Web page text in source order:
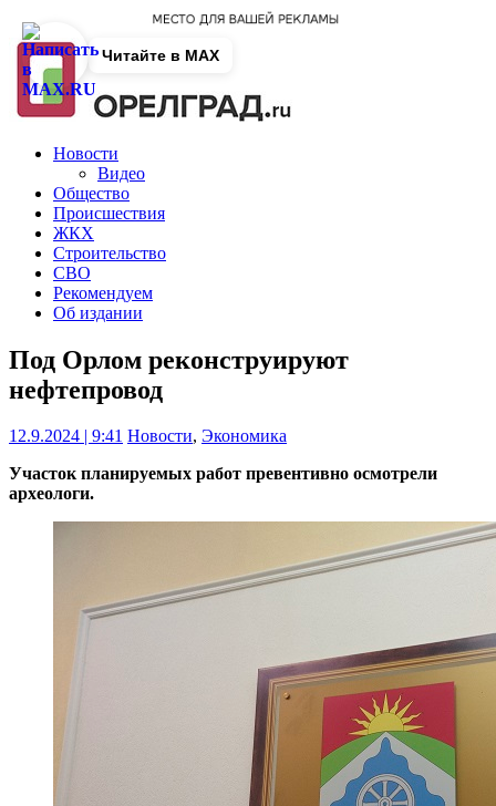
Новости
Видео
Общество
Происшествия
ЖКХ
Строительство
СВО
Рекомендуем
Об издании
Под Орлом реконструируют
нефтепровод
12.9.2024 | 9:41 Новости, Экономика
Участок планируемых работ превентивно осмотрели
археологи.
Читайте в MAX